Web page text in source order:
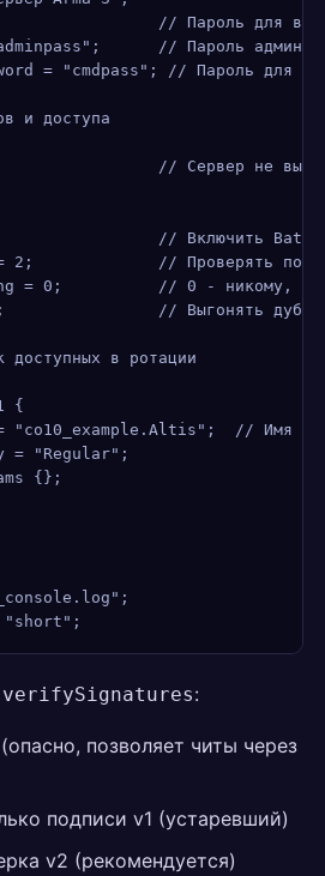
// Пароль для входа
// Пароль
= "cmdpass"; // Пароль для
и доступа
// Сервер не
// Включить BattlEye
2;             // Проверять
= 0;          // 0 - никому, 1 -
// Выгонять
в ротации
{
"co10_example.Altis";  // Имя
= "Regular";
{};
"short";
verifySignatures:
позволяет читы через
подписи v1 (устаревший)
v2 (рекомендуется)